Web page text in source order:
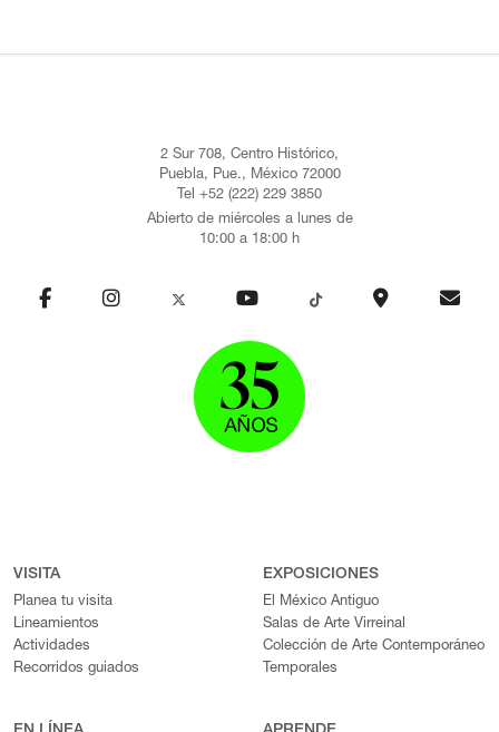
2 Sur 708, Centro Histórico,
Puebla, Pue., México 72000
Tel +52 (222) 229 3850
Abierto de miércoles a lunes de
10:00 a 18:00 h
VISITA
Planea tu visita
Lineamientos
Actividades
Recorridos guiados
EXPOSICIONES
El México Antiguo
Salas de Arte Virreinal
Colección de Arte Contemporáneo
Temporales